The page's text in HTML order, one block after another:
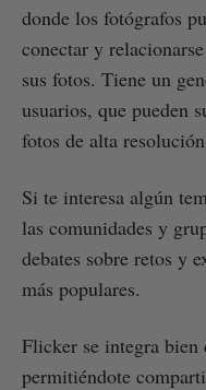
donde los fotógrafos
conectar y
sus fotos. Tiene un
usuarios, que pueden
fotos de alta
Si te interesa algún
las comunidades y
debates sobre retos y
más populares.
Flicker se integra bien
permitiéndote